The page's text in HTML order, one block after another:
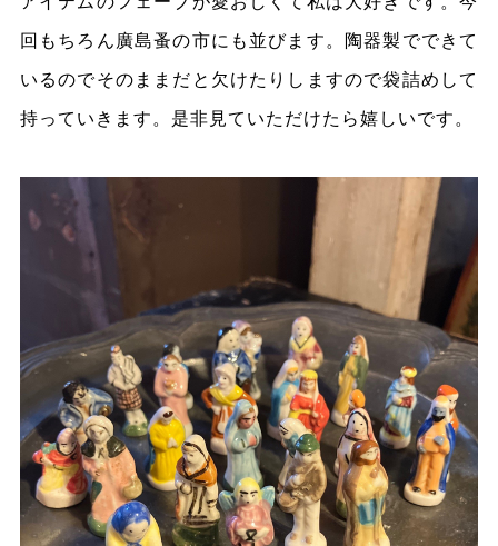
回もちろん廣島蚤の市にも並びます。陶器製でできて
いるのでそのままだと欠けたりしますので袋詰めして
持っていきます。是非見ていただけたら嬉しいです。